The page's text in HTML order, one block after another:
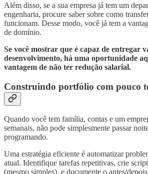
Além disso, se a sua empresa já tem um
engenharia, procure saber sobre como
funcionam. Desse modo, você já tem a
de domínio.
Se você mostrar que é capaz de entregar
desenvolvimento, há uma oportunidade
vantagem de não ter redução salarial.
Construindo portfólio com pouco
Quando você tem família, contas e um
semanais, não pode simplesmente passar
programando.
Uma estratégia eficiente é automatizar
atual. Identifique tarefas repetitivas, crie
(mesmo simples), e documente o antes/